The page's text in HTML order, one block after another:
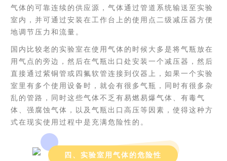
气体的可靠连续的供应源，气体通过管道系统输送至实验
室内，并可通过安装在工作台上的使用点二级减压器方便
地调节压力和流量。
国内比较老的实验室在使用气体的时候大多是将气瓶放在
用气点的旁边，然后在气瓶出口处安装一个减压器，然后
直接通过紫铜管或四氟软管连接到仪器上，如果一个实验
室里有多个使用设备时，就会有很多气瓶，同时有很多杂
乱的管路，同时这些气体不乏有易燃易爆气体、有毒气
体、强腐蚀气体，以及气瓶出口高压等因素，使得这种方
式在现实使用过程中是充满危险性的。
四、实验室用气体的危险性